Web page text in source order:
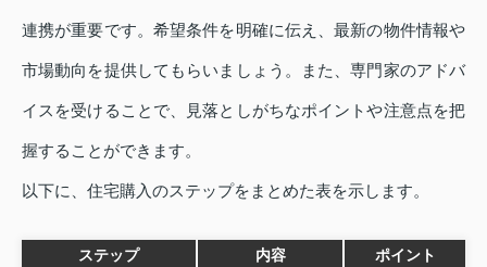
連携が重要です。希望条件を明確に伝え、最新の物件情報や
市場動向を提供してもらいましょう。また、専門家のアドバ
イスを受けることで、見落としがちなポイントや注意点を把
握することができます。
以下に、住宅購入のステップをまとめた表を示します。
ステップ 内容 ポイント